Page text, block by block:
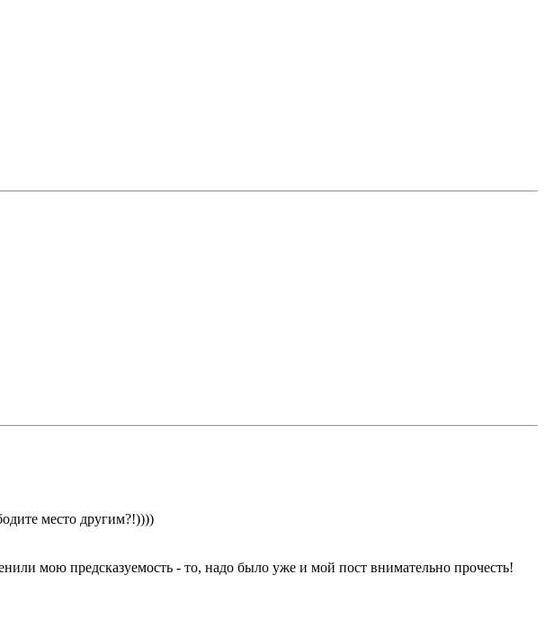
место другим?!))))
мою предсказуемость - то, надо было уже и мой пост внимательно прочесть!